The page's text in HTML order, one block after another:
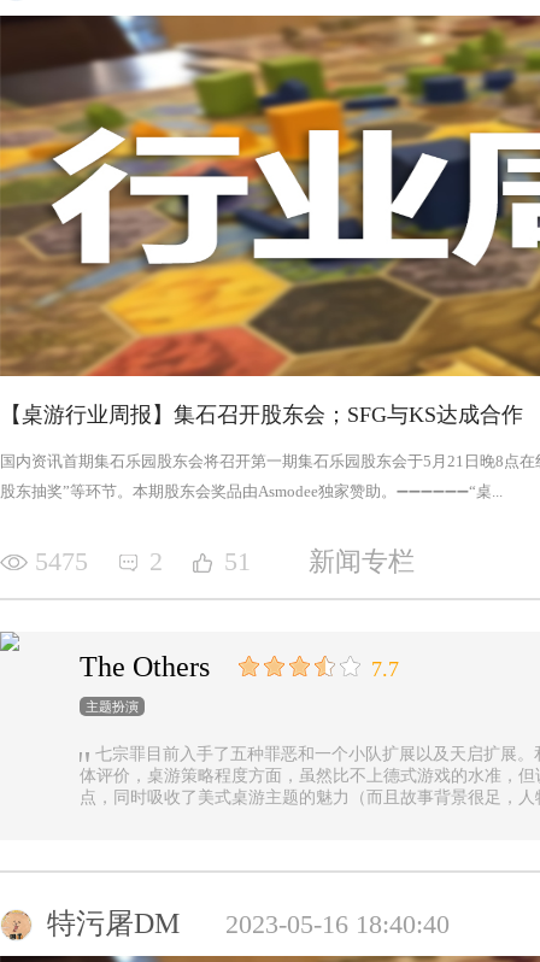
【桌游行业周报】集石召开股东会；SFG与KS达成合作
国内资讯首期集石乐园股东会将召开第一期集石乐园股东会于5月21日晚8点
股东抽奖”等环节。本期股东会奖品由Asmodee独家赞助。➖➖➖➖➖➖“桌...
5475 2 51 新闻专栏
The Others 7.7
主题扮演
七宗罪目前入手了五种罪恶和一个小队扩展以及天启扩展
体评价，桌游策略程度方面，虽然比不上德式游戏的水准，
点，同时吸收了美式桌游主题的魅力（而且故事背景很足，
事推进，化身降临，如若不慎，充满力量的化身必将索去英
罪恶中最有气势的，很不错，而作为拓展中的天启和天启四
特污屠DM 2023-05-16 18:40:40